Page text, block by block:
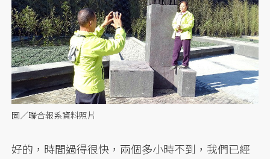
圖／聯合報系資料照片
好的，時間過得很快，兩個多小時不到，我們已經